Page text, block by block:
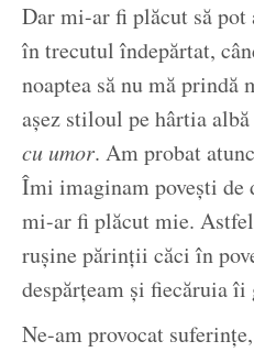
Dar mi-ar fi plăcut să
în trecutul îndepărtat,
noaptea să nu mă prindă
așez stiloul pe hârtia albă
cu umor. Am probat
Îmi imaginam povești
mi-ar fi plăcut mie.
rușine părinții căci în
despărțeam și fiecăruia îi
Ne-am provocat